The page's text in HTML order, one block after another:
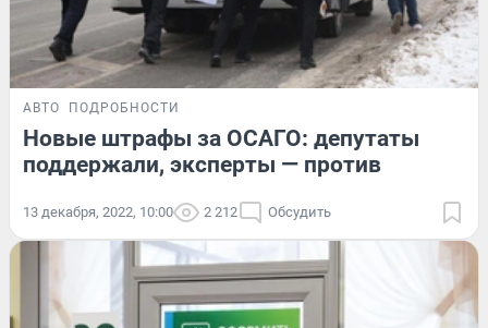
АВТО ПОДРОБНОСТИ
Новые штрафы за ОСАГО: депутаты
поддержали, эксперты — против
13 декабря, 2022, 10:00 2 212 Обсудить